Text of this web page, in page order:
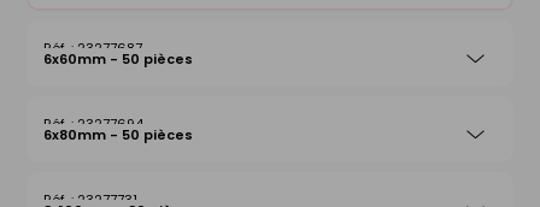
23277687
6x60mm - 50 pièces
23277694
6x80mm - 50 pièces
23277731